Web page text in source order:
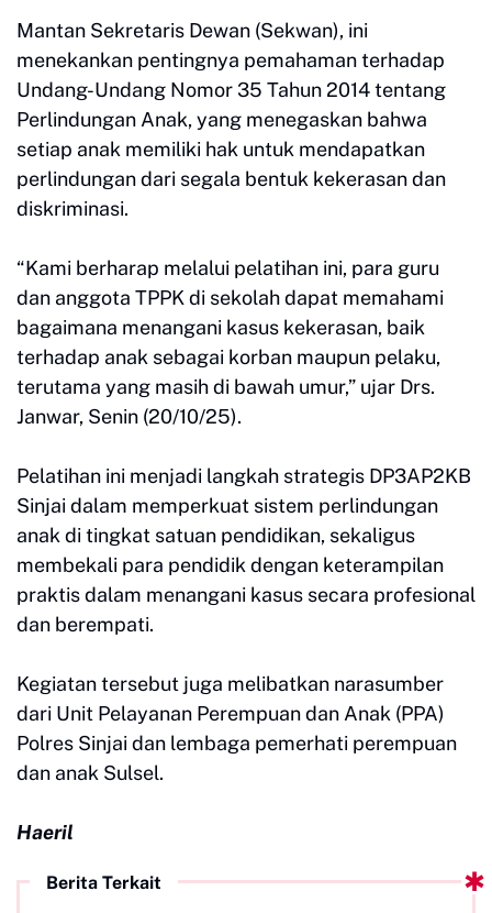
Mantan Sekretaris Dewan (Sekwan), ini
menekankan pentingnya pemahaman terhadap
Undang-Undang Nomor 35 Tahun 2014 tentang
Perlindungan Anak, yang menegaskan bahwa
setiap anak memiliki hak untuk mendapatkan
perlindungan dari segala bentuk kekerasan dan
diskriminasi.
“Kami berharap melalui pelatihan ini, para guru
dan anggota TPPK di sekolah dapat memahami
bagaimana menangani kasus kekerasan, baik
terhadap anak sebagai korban maupun pelaku,
terutama yang masih di bawah umur,” ujar Drs.
Janwar, Senin (20/10/25).
Pelatihan ini menjadi langkah strategis DP3AP2KB
Sinjai dalam memperkuat sistem perlindungan
anak di tingkat satuan pendidikan, sekaligus
membekali para pendidik dengan keterampilan
praktis dalam menangani kasus secara profesional
dan berempati.
Kegiatan tersebut juga melibatkan narasumber
dari Unit Pelayanan Perempuan dan Anak (PPA)
Polres Sinjai dan lembaga pemerhati perempuan
dan anak Sulsel.
Haeril
Berita Terkait